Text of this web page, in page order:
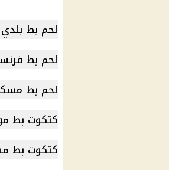
لحم بط بلدي سجل
لحم بط فرنساي
لحم بط
كتكوت بط مولارد بين
كتكوت بط مسكوفي